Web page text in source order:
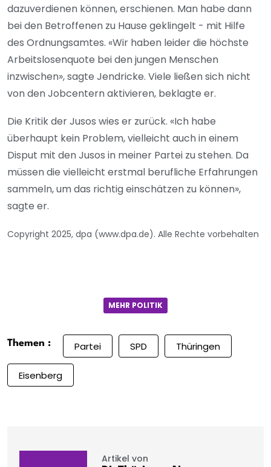
dazuverdienen können, erschienen. Man habe dann
bei den Betroffenen zu Hause geklingelt - mit Hilfe
des Ordnungsamtes. «Wir haben leider die höchste
Arbeitslosenquote bei den jungen Menschen
inzwischen», sagte Jendricke. Viele ließen sich nicht
von den Jobcentern aktivieren, beklagte er.
Die Kritik der Jusos wies er zurück. «Ich habe
überhaupt kein Problem, vielleicht auch in einem
Disput mit den Jusos in meiner Partei zu stehen. Da
müssen die vielleicht erstmal berufliche Erfahrungen
sammeln, um das richtig einschätzen zu können»,
sagte er.
Copyright 2025, dpa (www.dpa.de). Alle Rechte vorbehalten
MEHR POLITIK
Themen : Partei SPD Thüringen
Eisenberg
Artikel von